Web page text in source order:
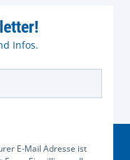
Infos.
E-Mail Adresse ist